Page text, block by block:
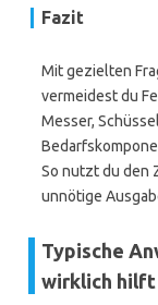
Fazit
Mit gezielten
vermeidest du
Messer,
So nutzt du den
unnötige
Typische
wirklich hilft